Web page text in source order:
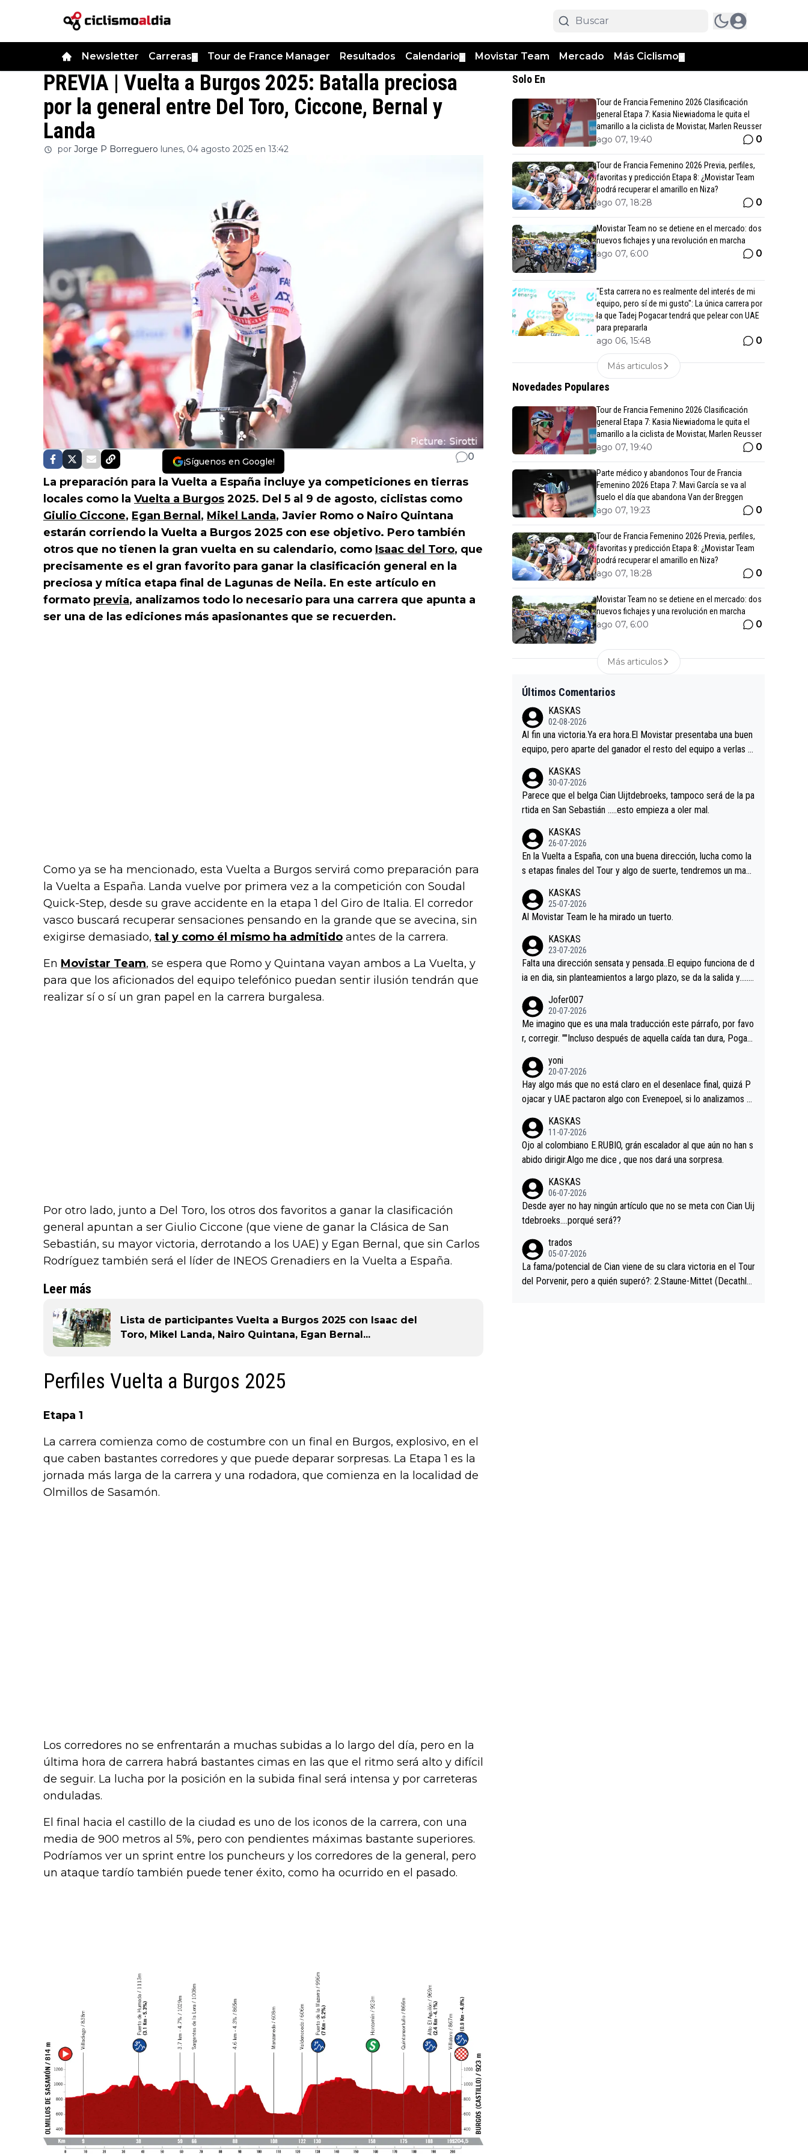
Newsletter Carreras Tour de France Manager Resultados Calendario Movistar Team Mercado Más Ciclismo
PREVIA | Vuelta a Burgos 2025: Batalla preciosa
por la general entre Del Toro, Ciccone, Bernal y
Landa
por Jorge P Borreguero lunes, 04 agosto 2025 en 13:42
¡Síguenos en Google! 0
La preparación para la Vuelta a España incluye ya competiciones en tierras
locales como la Vuelta a Burgos 2025. Del 5 al 9 de agosto, ciclistas como
Giulio Ciccone, Egan Bernal , Mikel Landa, Javier Romo o Nairo Quintana
estarán corriendo la Vuelta a Burgos 2025 con ese objetivo. Pero también
otros que no tienen la gran vuelta en su calendario, como Isaac del Toro, que
precisamente es el gran favorito para ganar la clasificación general en la
preciosa y mítica etapa final de Lagunas de Neila. En este artículo en
formato previa, analizamos todo lo necesario para una carrera que apunta a
ser una de las ediciones más apasionantes que se recuerden.
Como ya se ha mencionado, esta Vuelta a Burgos servirá como preparación para
la Vuelta a España. Landa vuelve por primera vez a la competición con Soudal
Quick-Step, desde su grave accidente en la etapa 1 del Giro de Italia. El corredor
vasco buscará recuperar sensaciones pensando en la grande que se avecina, sin
exigirse demasiado, tal y como él mismo ha admitido antes de la carrera.
En Movistar Team, se espera que Romo y Quintana vayan ambos a La Vuelta, y
para que los aficionados del equipo telefónico puedan sentir ilusión tendrán que
realizar sí o sí un gran papel en la carrera burgalesa.
Por otro lado, junto a Del Toro, los otros dos favoritos a ganar la clasificación
general apuntan a ser Giulio Ciccone (que viene de ganar la Clásica de San
Sebastián, su mayor victoria, derrotando a los UAE) y Egan Bernal, que sin Carlos
Rodríguez también será el líder de INEOS Grenadiers en la Vuelta a España.
Leer más
Lista de participantes Vuelta a Burgos 2025 con Isaac del
Toro, Mikel Landa, Nairo Quintana, Egan Bernal...
Perfiles Vuelta a Burgos 2025
Etapa 1
La carrera comienza como de costumbre con un final en Burgos, explosivo, en el
que caben bastantes corredores y que puede deparar sorpresas. La Etapa 1 es la
jornada más larga de la carrera y una rodadora, que comienza en la localidad de
Olmillos de Sasamón.
Los corredores no se enfrentarán a muchas subidas a lo largo del día, pero en la
última hora de carrera habrá bastantes cimas en las que el ritmo será alto y difícil
de seguir. La lucha por la posición en la subida final será intensa y por carreteras
onduladas.
El final hacia el castillo de la ciudad es uno de los iconos de la carrera, con una
media de 900 metros al 5%, pero con pendientes máximas bastante superiores.
Podríamos ver un sprint entre los puncheurs y los corredores de la general, pero
un ataque tardío también puede tener éxito, como ha ocurrido en el pasado.
Solo En
Tour de Francia Femenino 2026 Clasificación
general Etapa 7: Kasia Niewiadoma le quita el
amarillo a la ciclista de Movistar, Marlen Reusser
ago 07, 19:40 0
Tour de Francia Femenino 2026 Previa, perfiles,
favoritas y predicción Etapa 8: ¿Movistar Team
podrá recuperar el amarillo en Niza?
ago 07, 18:28 0
Movistar Team no se detiene en el mercado: dos
nuevos fichajes y una revolución en marcha
ago 07, 6:00 0
"Esta carrera no es realmente del interés de mi
equipo, pero sí de mi gusto": La única carrera por
la que Tadej Pogacar tendrá que pelear con UAE
para prepararla
ago 06, 15:48 0
Más articulos
Novedades Populares
Tour de Francia Femenino 2026 Clasificación
general Etapa 7: Kasia Niewiadoma le quita el
amarillo a la ciclista de Movistar, Marlen Reusser
ago 07, 19:40 0
Parte médico y abandonos Tour de Francia
Femenino 2026 Etapa 7: Mavi García se va al
suelo el día que abandona Van der Breggen
ago 07, 19:23 0
Tour de Francia Femenino 2026 Previa, perfiles,
favoritas y predicción Etapa 8: ¿Movistar Team
podrá recuperar el amarillo en Niza?
ago 07, 18:28 0
Movistar Team no se detiene en el mercado: dos
nuevos fichajes y una revolución en marcha
ago 07, 6:00 0
Más articulos
Últimos Comentarios
KASKAS
02-08-2026
Al fin una victoria.Ya era hora.El Movistar presentaba una buen
equipo, pero aparte del ganador el resto del equipo a verlas v
es.La única buena noticia es la mejoría de Enric Más en San S
ebastian.Si en la Vuelta a Burgos sigue la mejoría, podríamos t
ener alguna sorpresa en la Vuelta.Ojalá.
KASKAS
30-07-2026
Parece que el belga Cian Uijtdebroeks, tampoco será de la pa
rtida en San Sebastián …..esto empieza a oler mal.
KASKAS
26-07-2026
En la Vuelta a España, con una buena dirección, lucha como la
s etapas finales del Tour y algo de suerte, tendremos un magn
KASKAS
25-07-2026
Al Movistar Team le ha mirado un tuerto.
KASKAS
23-07-2026
Falta una dirección sensata y pensada..El equipo funciona de d
ia en dia, sin planteamientos a largo plazo, se da la salida y…..v
a, Minguez, Velez etc etc.Me da pena vivir estos momentos t
an tristes sin victorias.
Jofer007
20-07-2026
Me imagino que es una mala traducción este párrafo, por favo
r, corregir. ""Incluso después de aquella caída tan dura, Pogac
rd permaneció pegado a su rueda. Parecía increíble la forma
en la que era capaz de controlar el miedo", recordó."
yoni
20-07-2026
Hay algo más que no está claro en el desenlace final, quizá P
ojacar y UAE pactaron algo con Evenepoel, si lo analizamos P
casi sin pedalear, luego está el saludo con Evenepoel dándose
la mano de una manera muy fraternal, más allá de los típicos t
oques en el hombro con que saludaba a Vingegard. Ahí hubo u
o aprieta, a ver si por querer poner a Del Toro con calzador e
n posición de podio UAE y Pojacar se van complicar el tour.
KASKAS
11-07-2026
Ojo al colombiano E.RUBIO, grán escalador al que aún no han s
abido dirigir.Algo me dice , que nos dará una sorpresa.
KASKAS
06-07-2026
Desde ayer no hay ningún artículo que no se meta con Cian Uij
tdebroeks….porqué será??
trados
05-07-2026
La fama/potencial de Cian viene de su clara victoria en el Tour
del Porvenir, pero a quién superó?: 2.Staune-Mittet (Decathlo